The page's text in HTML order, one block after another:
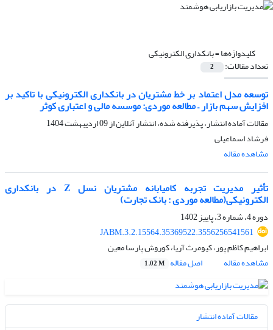
کلیدواژه‌ها =بانکداری الکترونیکی
تعداد مقالات: 2
توسعه مدل اعتماد بر خط مشتریان در بانکداری الکترونیکی با تاکید بر
افزایش سهم بازار – مطالعه موردی: موسسه مالی و اعتباری کوثر
مقالات آماده انتشار، پذیرفته شده، انتشار آنلاین از09 اردیبهشت 1404
فرشاد اسماعیلی
مشاهده مقاله
تأثیر مدیریت تجربه کامیابانه مشتریان نسل Z در بانکداری
الکترونیکی(مطالعه موردی : بانک تجارت)
دوره 4، شماره 3، پاییز 1402
JABM.3.2.15564.35369522.3556256541561
ابراهیم کاظم پور، کیومرث آریا، کوروش پارسا معین
مشاهده مقاله
اصل مقاله 1.02 M
مقالات آماده انتشار